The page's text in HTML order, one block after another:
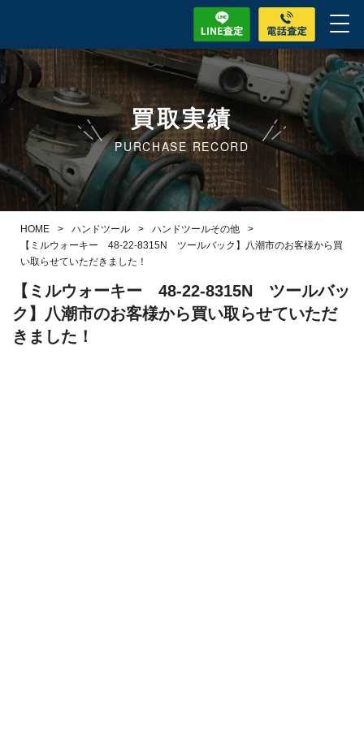
買取実績
PURCHASE RECORD
HOME > ハンドツール > ハンドツールその他
>
【ミルウォーキー 48-22-8315N ツールバック】八潮市のお客様から買
い取らせていただきました！
【ミルウォーキー 48-22-8315N ツールバッ
ク】八潮市のお客様から買い取らせていただ
きました！